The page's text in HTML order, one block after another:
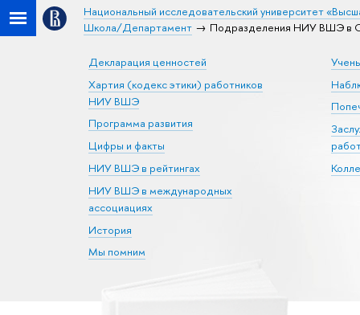
Национальный исследовательский университет
Школа/Департамент
Подразделения НИУ ВШЭ в
Декларация ценностей
Хартия (кодекс этики) работников
НИУ ВШЭ
Программа развития
Цифры и факты
НИУ ВШЭ в рейтингах
НИУ ВШЭ в международных
ассоциациях
История
Мы помним